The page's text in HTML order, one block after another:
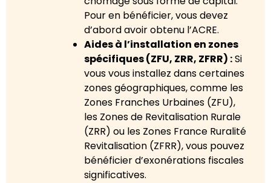
Pour en bénéficier, vous devez
d’abord avoir obtenu l’ACRE.
Aides à l’installation en zones
spécifiques (ZFU, ZRR, ZFRR) :Si
vous vous installez dans certaines
zones géographiques, comme les
Zones Franches Urbaines (ZFU),
les Zones de Revitalisation Rurale
(ZRR) ou les Zones France Ruralité
Revitalisation (ZFRR), vous pouvez
bénéficier d’exonérations fiscales
significatives.